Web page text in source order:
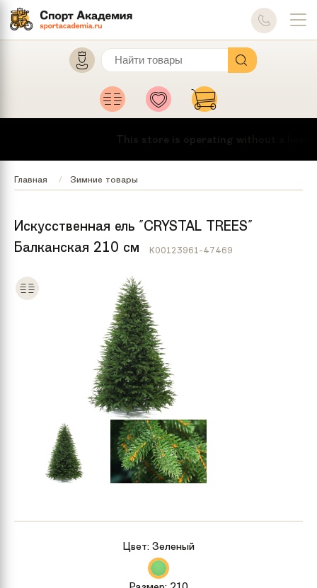
This store is operating without a
Главная Зимние товары
Искусственная ель "CRYSTAL TREES"
Балканская 210 см
K00123961-47469
Цвет: Зеленый